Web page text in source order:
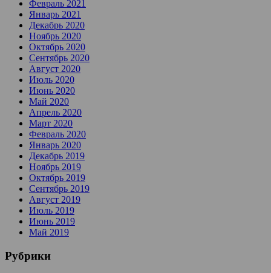
Февраль 2021
Январь 2021
Декабрь 2020
Ноябрь 2020
Октябрь 2020
Сентябрь 2020
Август 2020
Июль 2020
Июнь 2020
Май 2020
Апрель 2020
Март 2020
Февраль 2020
Январь 2020
Декабрь 2019
Ноябрь 2019
Октябрь 2019
Сентябрь 2019
Август 2019
Июль 2019
Июнь 2019
Май 2019
Рубрики